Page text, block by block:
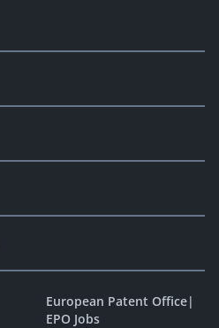
European Patent Office|
EPO Jobs